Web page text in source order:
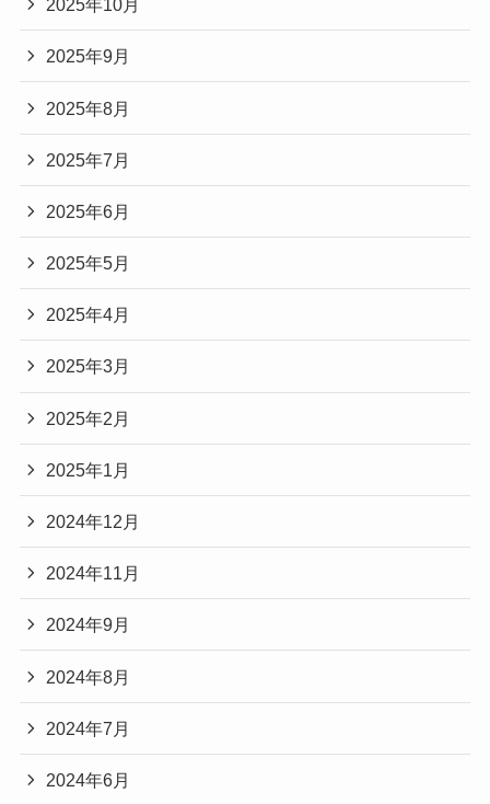
2025年10月
2025年9月
2025年8月
2025年7月
2025年6月
2025年5月
2025年4月
2025年3月
2025年2月
2025年1月
2024年12月
2024年11月
2024年9月
2024年8月
2024年7月
2024年6月